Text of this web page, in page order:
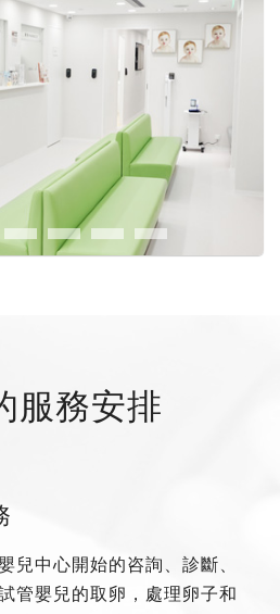
服務安排
兒中心開始的咨詢、診斷、
管嬰兒的取卵，處理卵子和